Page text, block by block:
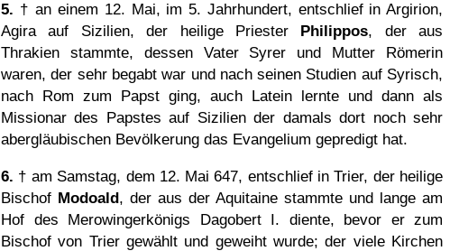
5. † an einem 12. Mai, im 5. Jahrhundert, entschlief in Argirion,
Agira auf Sizilien, der heilige Priester Philippos, der aus
Thrakien stammte, dessen Vater Syrer und Mutter Römerin
waren, der sehr begabt war und nach seinen Studien auf Syrisch,
nach Rom zum Papst ging, auch Latein lernte und dann als
Missionar des Papstes auf Sizilien der damals dort noch sehr
abergläubischen Bevölkerung das Evangelium gepredigt hat.
6. † am Samstag, dem 12. Mai 647, entschlief in Trier, der heilige
Bischof Modoald, der aus der Aquitaine stammte und lange am
Hof des Merowingerkönigs Dagobert I. diente, bevor er zum
Bischof von Trier gewählt und geweiht wurde; der viele Kirchen